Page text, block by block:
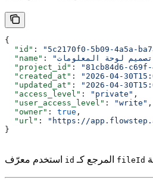
{
  "id"
: "5c2170f0-5b09-4a5a-
  "name"
:
  "project_id"
: "81cb84d6-c69f-
  "created_at"
: "2026-04-
  "updated_at"
: "2026-04-
  "access_level"
: "private" ,
  "user_access_level"
: "write" ,
  "owner"
: true ,
  "url"
:
"https://
}
id fileId